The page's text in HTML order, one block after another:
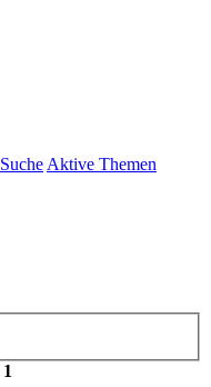
SucheAktive Themen
1